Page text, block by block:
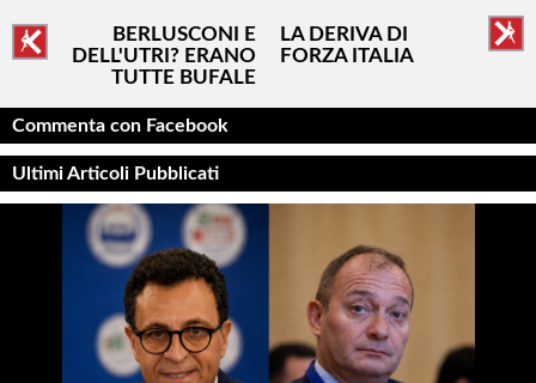
BERLUSCONI E
DELL'UTRI? ERANO
TUTTE BUFALE
LA DERIVA DI
FORZA ITALIA
Commenta con Facebook
Ultimi Articoli Pubblicati